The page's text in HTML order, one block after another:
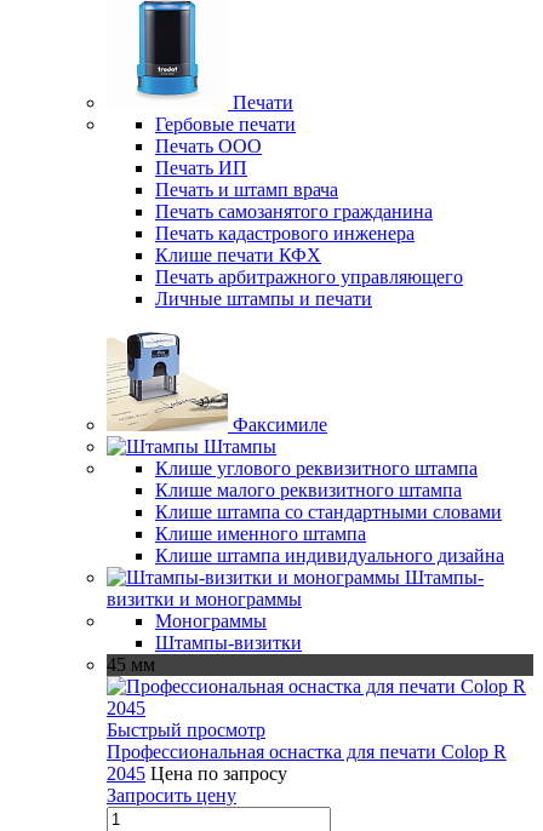
Печати
Гербовые печати
Печать ООО
Печать ИП
Печать и штамп врача
Печать самозанятого гражданина
Печать кадастрового инженера
Клише печати КФХ
Печать арбитражного управляющего
Личные штампы и печати
Факсимиле
Штампы
Клише углового реквизитного штампа
Клише малого реквизитного штампа
Клише штампа со стандартными словами
Клише именного штампа
Клише штампа индивидуального дизайна
Штампы-
визитки и монограммы
Монограммы
Штампы-визитки
45 мм
Быстрый просмотр
Профессиональная оснастка для печати Colop R
2045 Цена по запросу
Запросить цену